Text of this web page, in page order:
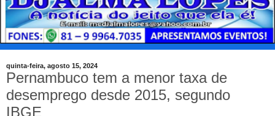
quinta-feira, agosto 15, 2024
Pernambuco tem a menor taxa de
desemprego desde 2015, segundo
IBGE